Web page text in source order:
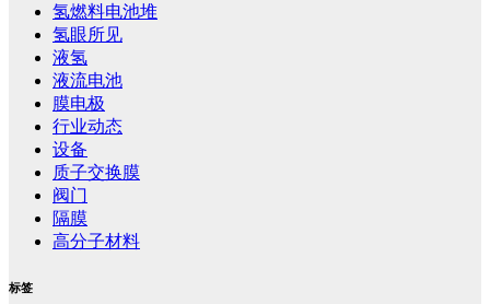
氢燃料电池堆
氢眼所见
液氢
液流电池
膜电极
行业动态
设备
质子交换膜
阀门
隔膜
高分子材料
标签